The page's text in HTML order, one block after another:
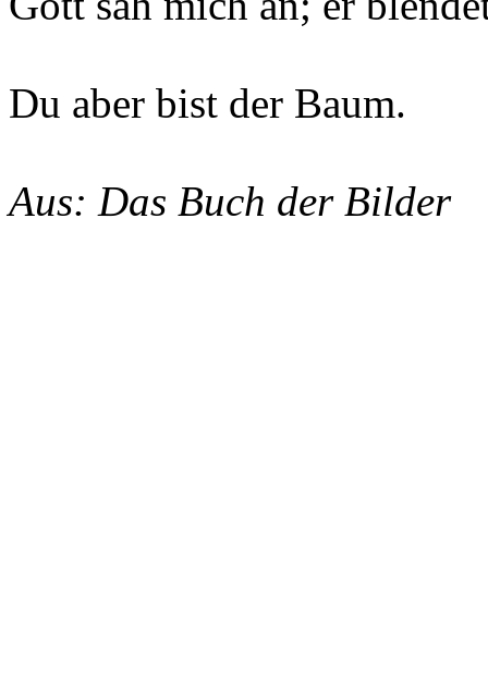
Du aber bist der Baum.
Aus: Das Buch der Bilder